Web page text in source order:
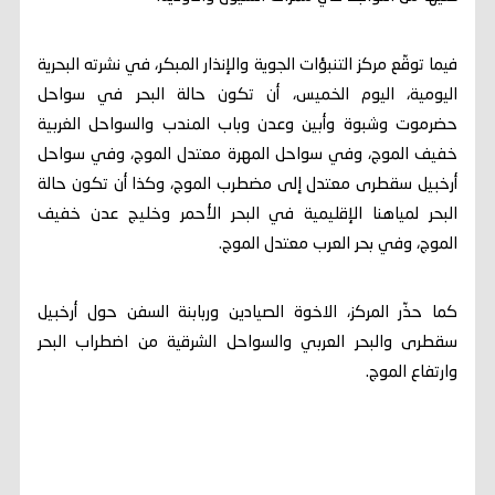
فيما توقّع مركز التنبؤات الجوية والإنذار المبكر، في نشرته البحرية
اليومية، اليوم الخميس، أن تكون حالة البحر في سواحل
حضرموت وشبوة وأبين وعدن وباب المندب والسواحل الغربية
خفيف الموج، وفي سواحل المهرة معتدل الموج، وفي سواحل
أرخبيل سقطرى معتدل إلى مضطرب الموج، وكذا أن تكون حالة
البحر لمياهنا الإقليمية في البحر الأحمر وخليج عدن خفيف
الموج، وفي بحر العرب معتدل الموج.
كما حذّر المركز، الاخوة الصيادين وربابنة السفن حول أرخبيل
سقطرى والبحر العربي والسواحل الشرقية من اضطراب البحر
وارتفاع الموج.